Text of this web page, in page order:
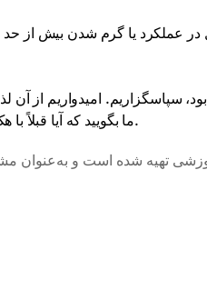
یا گرم شدن بیش از حد
سپاسگزاریم. امیدواریم از آن
ما بگویید که آیا قبلاً با هک مواجه شده اید یا در چنین موقعیتی قرار گرفته اید.